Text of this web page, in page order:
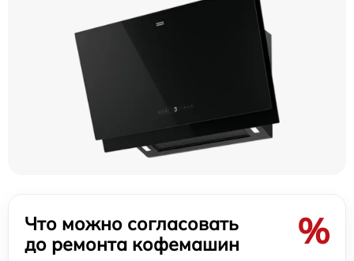
Что можно согласовать
до ремонта кофемашин
%